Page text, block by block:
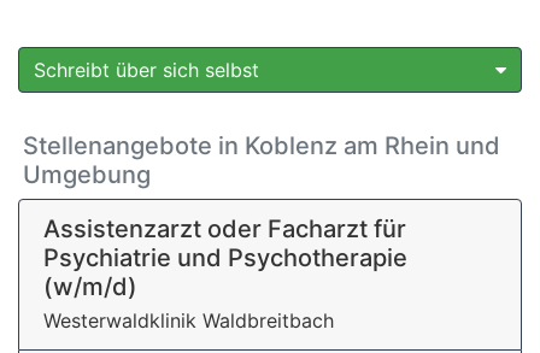
Schreibt über sich selbst
Stellenangebote in Koblenz am Rhein und
Umgebung
Assistenzarzt oder Facharzt für
Psychiatrie und Psychotherapie
(w/m/d)
Westerwaldklinik Waldbreitbach